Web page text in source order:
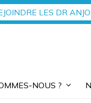
LES DR
NOUS ?